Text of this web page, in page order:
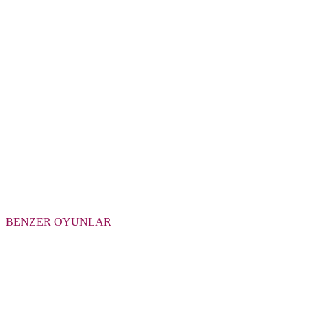
BENZER OYUNLAR